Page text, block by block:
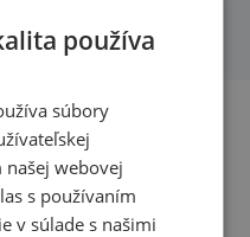
používa
súbory
našej webovej
s používaním
v súlade s našimi